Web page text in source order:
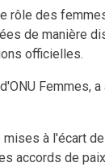
rôle des
de manière
officielles.
Femmes,
à l'écart
accords de